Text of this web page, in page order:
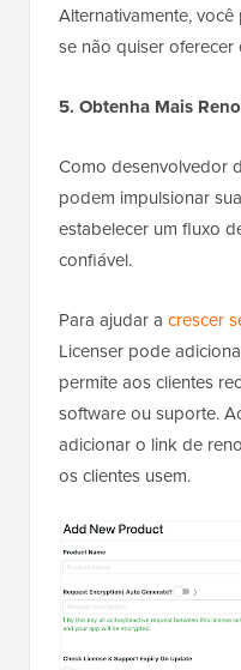
Alternativamente,
se não quiser oferecer
5. Obtenha Mais
Como desenvolvedor
podem impulsionar
estabelecer um fluxo
confiável.
Para ajudar a crescer
Licenser pode
permite aos clientes
software ou suporte.
adicionar o link de
os clientes usem.